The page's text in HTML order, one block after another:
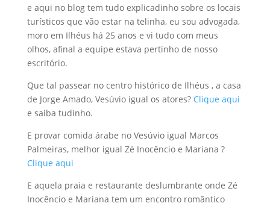
e aqui no blog tem tudo explicadinho sobre os locais
turísticos que vão estar na telinha, eu sou advogada,
moro em Ilhéus há 25 anos e vi tudo com meus
olhos, afinal a equipe estava pertinho de nosso
escritório.
Que tal passear no centro histórico de Ilhéus , a casa
de Jorge Amado, Vesúvio igual os atores? Clique aqui
e saiba tudinho.
E provar comida árabe no Vesúvio igual Marcos
Palmeiras, melhor igual Zé Inocêncio e Mariana ?
Clique aqui
E aquela praia e restaurante deslumbrante onde Zé
Inocêncio e Mariana tem um encontro romântico